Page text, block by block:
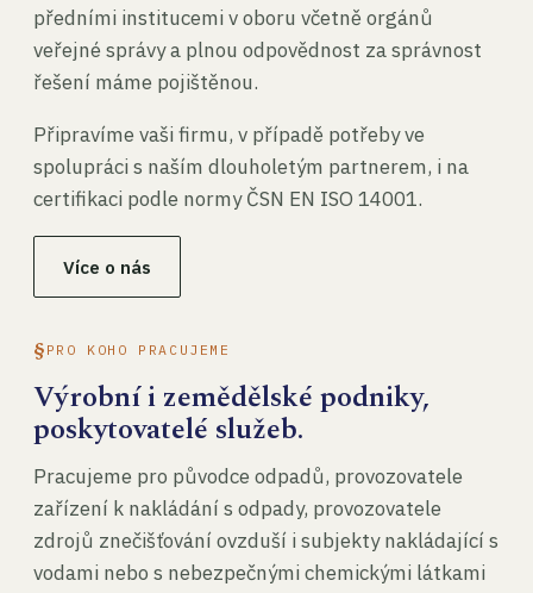
předními institucemi v oboru včetně orgánů
veřejné správy a plnou odpovědnost za správnost
řešení máme pojištěnou.
Připravíme vaši firmu, v případě potřeby ve
spolupráci s naším dlouholetým partnerem, i na
certifikaci podle normy ČSN EN ISO 14001.
Více o nás
PRO KOHO PRACUJEME
Výrobní i zemědělské podniky,
poskytovatelé služeb.
Pracujeme pro původce odpadů, provozovatele
zařízení k nakládání s odpady, provozovatele
zdrojů znečišťování ovzduší i subjekty nakládající s
vodami nebo s nebezpečnými chemickými látkami